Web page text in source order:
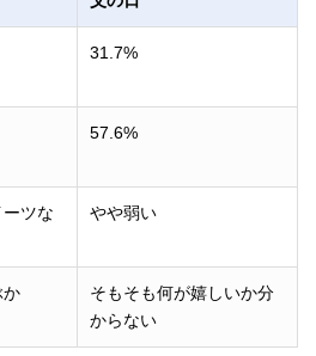
31.7%
57.6%
ツな
やや弱い
か
そもそも何が嬉しいか分
からない